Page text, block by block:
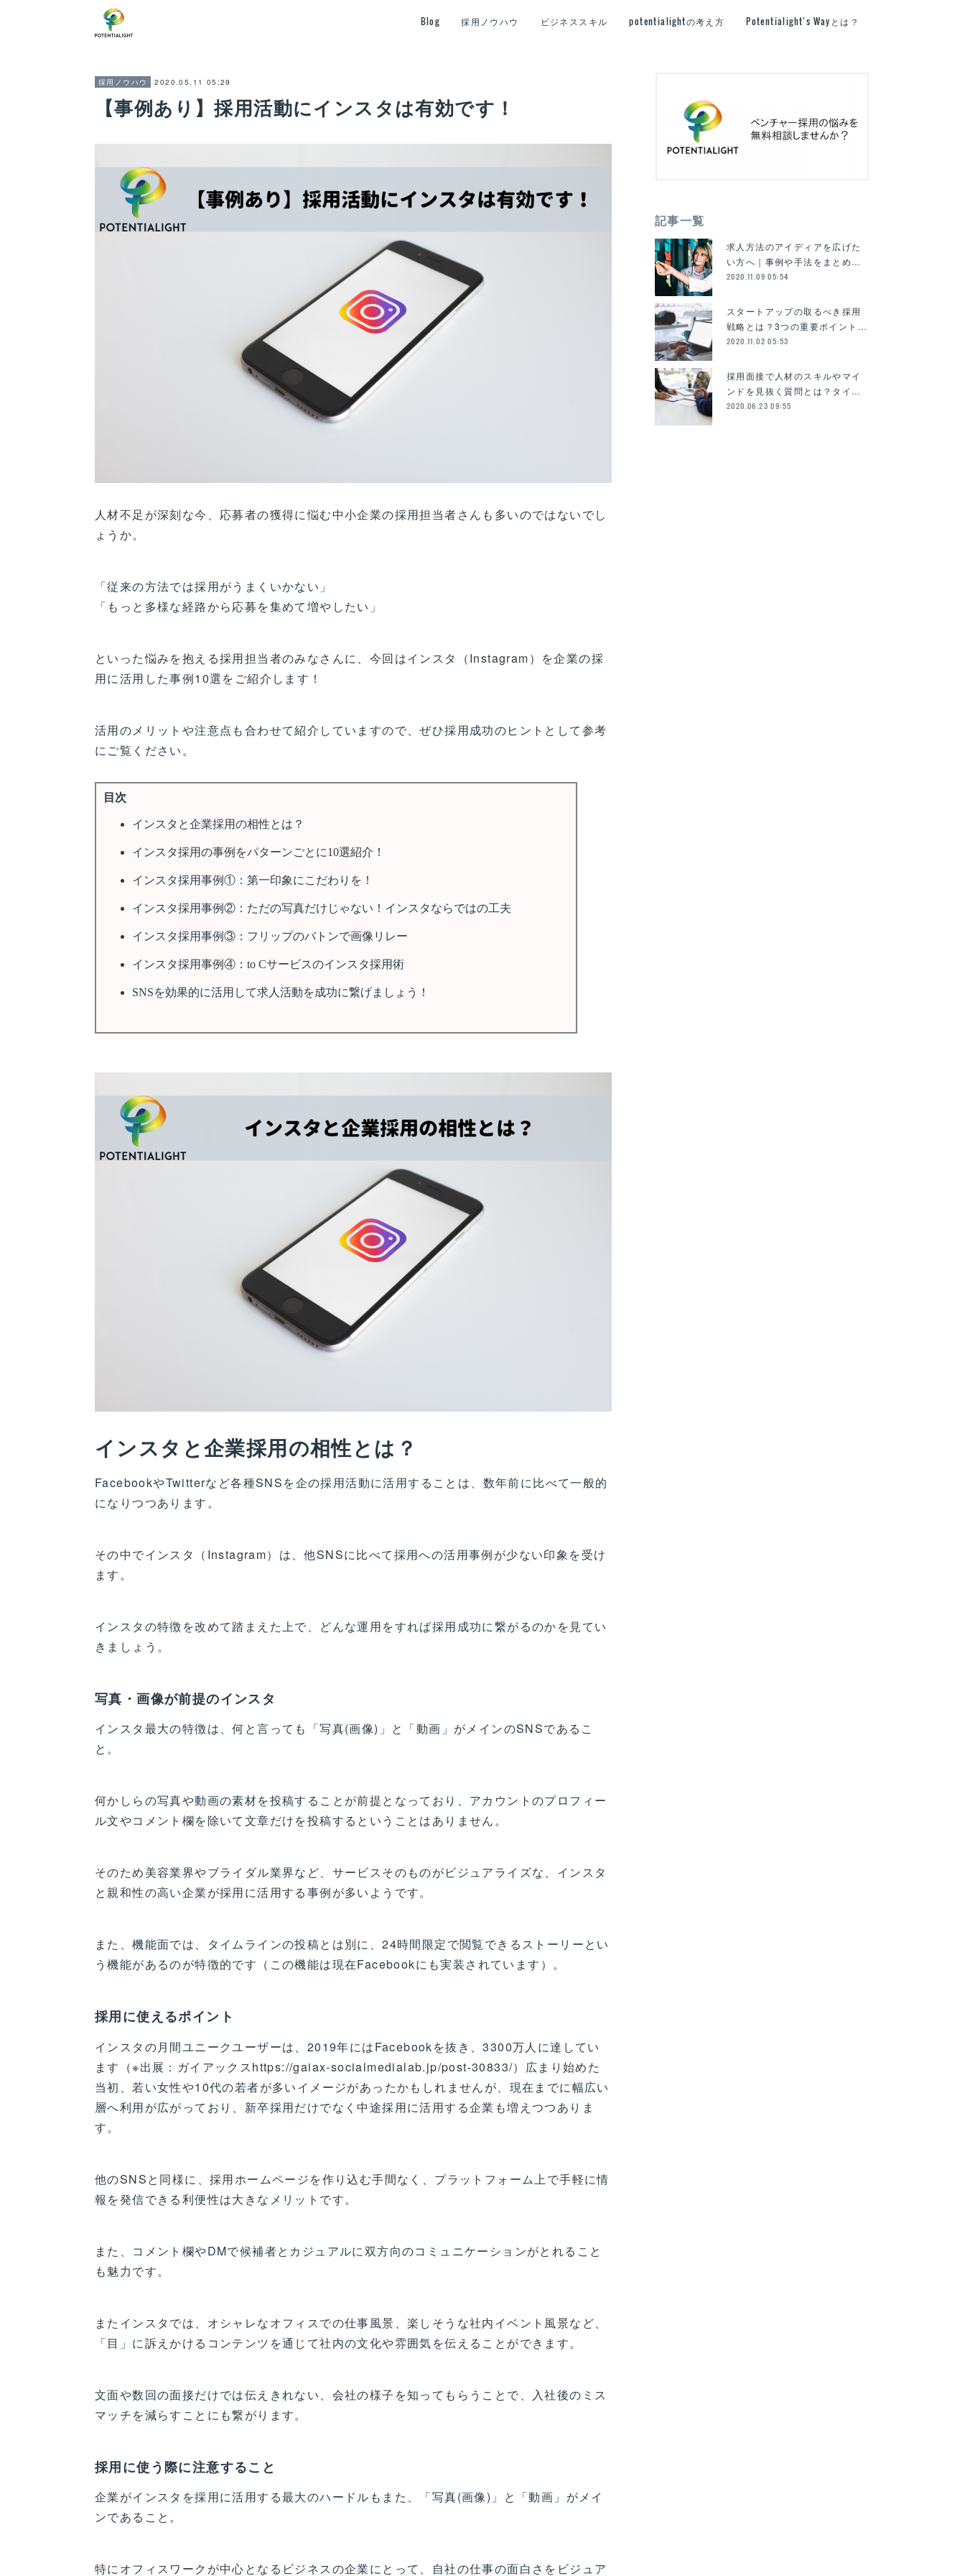
Blog 採用ノウハウ ビジネススキル potentialightの考え方 Potentialight’s Wayとは？
採用ノウハウ 2020.05.11 05:29
【事例あり】採用活動にインスタは有効です！
人材不足が深刻な今、応募者の獲得に悩む中小企業の採用担当者さんも多いのではないでし
ょうか。
「従来の方法では採用がうまくいかない」
「もっと多様な経路から応募を集めて増やしたい」
といった悩みを抱える採用担当者のみなさんに、今回はインスタ（Instagram）を企業の採
用に活用した事例10選をご紹介します！
活用のメリットや注意点も合わせて紹介していますので、ぜひ採用成功のヒントとして参考
にご覧ください。
インスタと企業採用の相性とは？
FacebookやTwitterなど各種SNSを企の採用活動に活用することは、数年前に比べて一般的
になりつつあります。
その中でインスタ（Instagram）は、他SNSに比べて採用への活用事例が少ない印象を受け
ます。
インスタの特徴を改めて踏まえた上で、どんな運用をすれば採用成功に繋がるのかを見てい
きましょう。
写真・画像が前提のインスタ
インスタ最大の特徴は、何と言っても「写真(画像)」と「動画」がメインのSNSであるこ
と。
何かしらの写真や動画の素材を投稿することが前提となっており、アカウントのプロフィー
ル文やコメント欄を除いて文章だけを投稿するということはありません。
そのため美容業界やブライダル業界など、サービスそのものがビジュアライズな、インスタ
と親和性の高い企業が採用に活用する事例が多いようです。
また、機能面では、タイムラインの投稿とは別に、24時間限定で閲覧できるストーリーとい
う機能があるのが特徴的です（この機能は現在Facebookにも実装されています）。
採用に使えるポイント
インスタの月間ユニークユーザーは、2019年にはFacebookを抜き、3300万人に達してい
ます（※出展：ガイアックスhttps://gaiax-socialmedialab.jp/post-30833/）広まり始めた
当初、若い女性や10代の若者が多いイメージがあったかもしれませんが、現在までに幅広い
層へ利用が広がっており、新卒採用だけでなく中途採用に活用する企業も増えつつありま
す。
他のSNSと同様に、採用ホームページを作り込む手間なく、プラットフォーム上で手軽に情
報を発信できる利便性は大きなメリットです。
また、コメント欄やDMで候補者とカジュアルに双方向のコミュニケーションがとれること
も魅力です。
またインスタでは、オシャレなオフィスでの仕事風景、楽しそうな社内イベント風景など、
「目」に訴えかけるコンテンツを通じて社内の文化や雰囲気を伝えることができます。
文面や数回の面接だけでは伝えきれない、会社の様子を知ってもらうことで、入社後のミス
マッチを減らすことにも繋がります。
採用に使う際に注意すること
企業がインスタを採用に活用する最大のハードルもまた、「写真(画像)」と「動画」がメイ
ンであること。
特にオフィスワークが中心となるビジネスの企業にとって、自社の仕事の面白さをビジュア
記事一覧
求人方法のアイディアを広げた
い方へ｜事例や手法をまとめ…
2020.11.09 05:54
スタートアップの取るべき採用
戦略とは？3つの重要ポイント…
2020.11.02 05:53
採用面接で人材のスキルやマイ
ンドを見抜く質問とは？タイ…
2020.06.23 09:55